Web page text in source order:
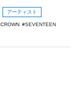
アーティスト
SEVENTEEN